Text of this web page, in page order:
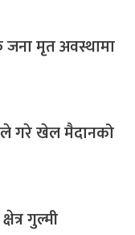
जना मृत अवस्थामा
गरे खेल मैदानको
गुल्मी